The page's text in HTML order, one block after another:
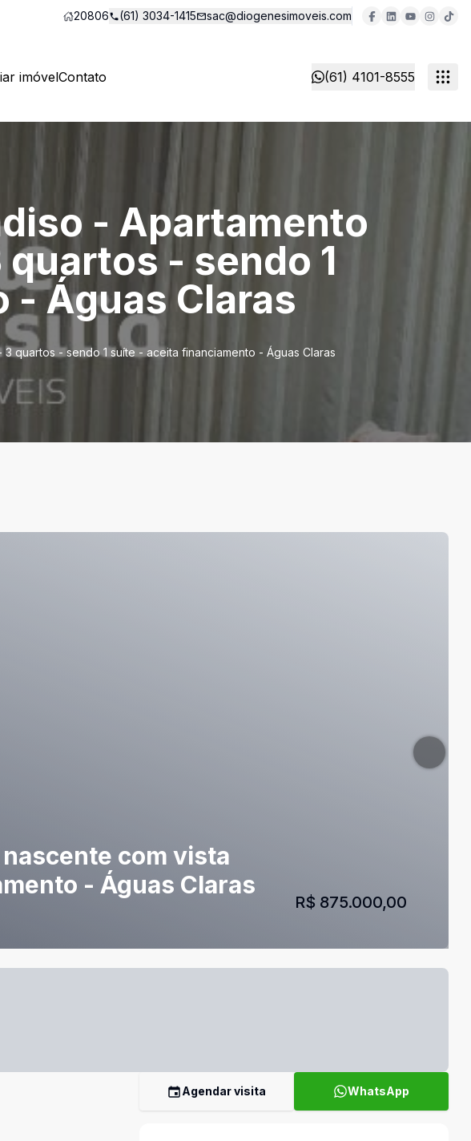
20806 (61) 3034-1415 sac@diogenesimoveis.com
imóvelContato (61) 4101-8555
- Apartamento
- sendo 1
Águas Claras
quartos - sendo 1 suíte - aceita financiamento - Águas Claras
com vista
- Águas Claras
R$ 875.000,00
Agendar visita WhatsApp